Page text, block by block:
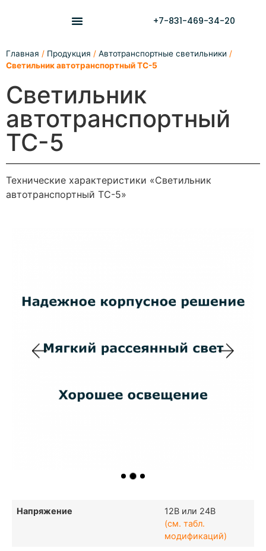
+7-831-469-34-20
Главная / Продукция / Автотранспортные светильники /
Светильник автотранспортный ТС-5
Светильник
автотранспортный
ТС-5
Технические характеристики «Светильник
автотранспортный ТС-5»
Напряжение
12В или 24В
(см. табл.
модификаций)